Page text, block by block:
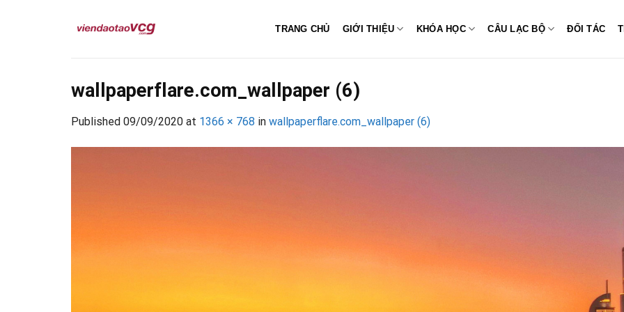
TRANG CHỦ GIỚI THIỆU KHÓA HỌC CÂU LẠC BỘ ĐỐI TÁC
wallpaperflare.com_wallpaper (6)
Published 09/09/2020 at 1366 × 768 in wallpaperflare.com_wallpaper (6)